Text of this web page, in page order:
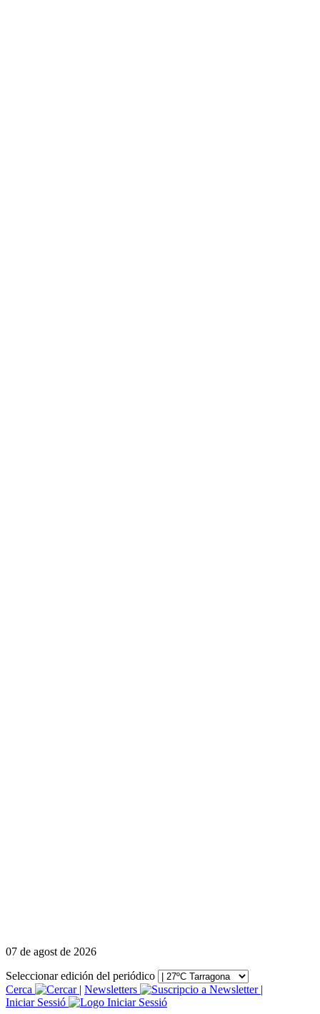
07 de agost de 2026
Seleccionar edición del periódico
Cerca
| Newsletters
|
Iniciar Sessió